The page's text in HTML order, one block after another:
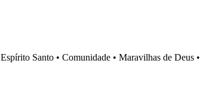
Espírito Santo • Comunidade • Maravilhas de Deus •